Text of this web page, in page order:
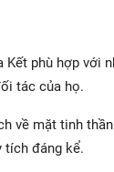
Kết phù hợp với
tác của họ.
về mặt tinh
tích đáng kể.